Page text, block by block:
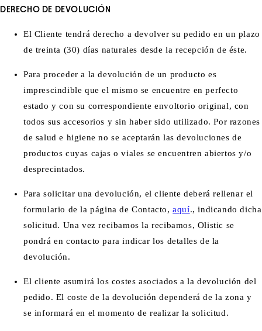
DERECHO DE DEVOLUCIÓN
El Cliente tendrá derecho a devolver su pedido en un plazo
de treinta (30) días naturales desde la recepción de éste.
Para proceder a la devolución de un producto es
imprescindible que el mismo se encuentre en perfecto
estado y con su correspondiente envoltorio original, con
todos sus accesorios y sin haber sido utilizado. Por razones
de salud e higiene no se aceptarán las devoluciones de
productos cuyas cajas o viales se encuentren abiertos y/o
desprecintados.
Para solicitar una devolución, el cliente deberá rellenar el
formulario de la página de Contacto,aquí.,indicando dicha
solicitud. Una vez recibamos la recibamos, Olistic se
pondrá en contacto para indicar los detalles de la
devolución.
El cliente asumirá los costes asociados a la devolución del
pedido. El coste de la devolución dependerá de la zona y
se informará en el momento de realizar la solicitud.